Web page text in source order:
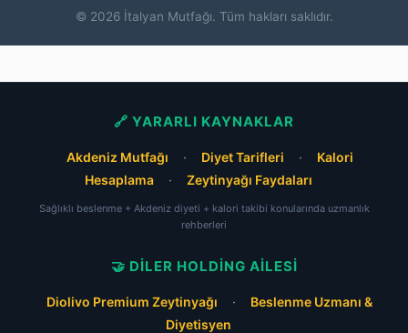
© 2026 İtalyan Mutfağı. Tüm hakları saklıdır.
🔗 YARARLI KAYNAKLAR
Akdeniz Mutfağı · Diyet Tarifleri ·
Kalori
Hesaplama
· Zeytinyağı Faydaları
Sağlıklı beslenme + Akdeniz diyeti + kalori takibi konularında uzmanlık
rehberleri
🤝 DILER HOLDING AILESI
Diolivo Premium Zeytinyağı ·
Beslenme Uzmanı &
Diyetisyen